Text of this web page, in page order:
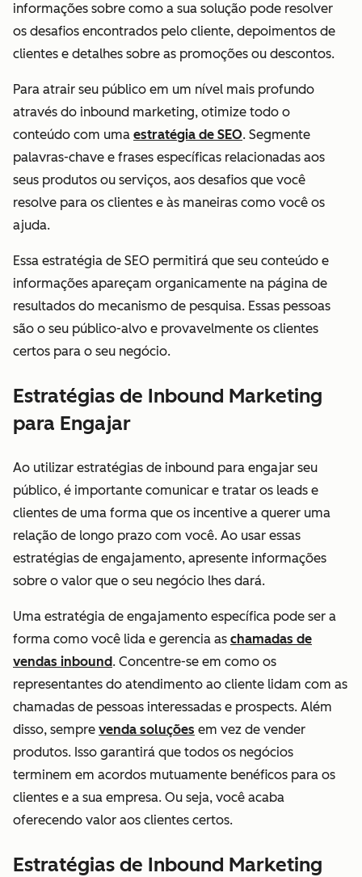
informações sobre como a sua solução pode resolver
os desafios encontrados pelo cliente, depoimentos de
clientes e detalhes sobre as promoções ou descontos.
Para atrair seu público em um nível mais profundo
através do inbound marketing, otimize todo o
conteúdo com uma estratégia de SEO. Segmente
palavras-chave e frases específicas relacionadas aos
seus produtos ou serviços, aos desafios que você
resolve para os clientes e às maneiras como você os
ajuda.
Essa estratégia de SEO permitirá que seu conteúdo e
informações apareçam organicamente na página de
resultados do mecanismo de pesquisa. Essas pessoas
são o seu público-alvo e provavelmente os clientes
certos para o seu negócio.
Estratégias de Inbound Marketing
para Engajar
Ao utilizar estratégias de inbound para engajar seu
público, é importante comunicar e tratar os leads e
clientes de uma forma que os incentive a querer uma
relação de longo prazo com você. Ao usar essas
estratégias de engajamento, apresente informações
sobre o valor que o seu negócio lhes dará.
Uma estratégia de engajamento específica pode ser a
forma como você lida e gerencia as chamadas de
vendas inbound. Concentre-se em como os
representantes do atendimento ao cliente lidam com as
chamadas de pessoas interessadas e prospects. Além
disso, sempre venda soluções em vez de vender
produtos. Isso garantirá que todos os negócios
terminem em acordos mutuamente benéficos para os
clientes e a sua empresa. Ou seja, você acaba
oferecendo valor aos clientes certos.
Estratégias de Inbound Marketing